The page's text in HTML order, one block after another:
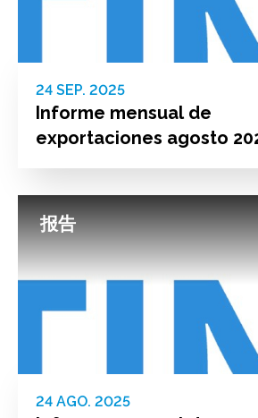
24 SEP. 2025
Informe mensual de
exportaciones agosto
报告
24 AGO. 2025